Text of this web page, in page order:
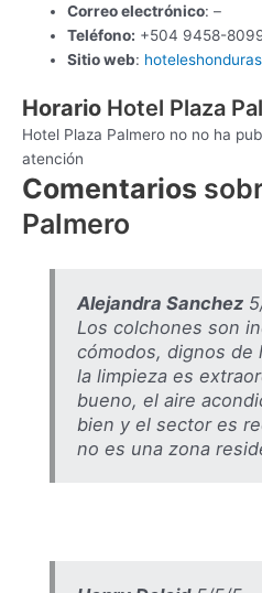
Correo electrónico: –
Teléfono: +504 9458-
Sitio web:
Horario Hotel Plaza
Hotel Plaza Palmero no no ha
atención
Comentarios
Palmero
Alejandra Sanchez
Los colchones son
cómodos, dignos de
la limpieza es
bueno, el aire
bien y el sector es
no es una zona